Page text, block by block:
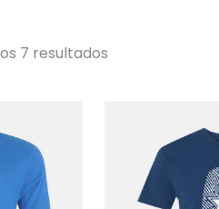
7 resultados